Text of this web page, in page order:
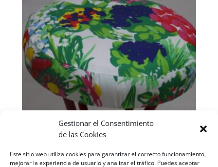
Gestionar el Consentimiento
de las Cookies
Este sitio web utiliza cookies para garantizar el correcto funcionamiento,
mejorar la experiencia de usuario y analizar el tráfico. Puedes aceptar